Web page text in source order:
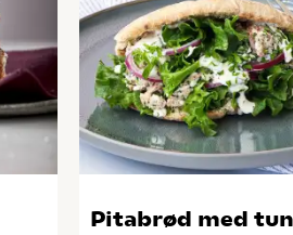
Pitabrød med